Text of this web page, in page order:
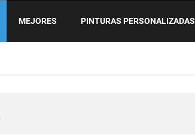
MEJORES PINTURAS PERSONALIZADAS